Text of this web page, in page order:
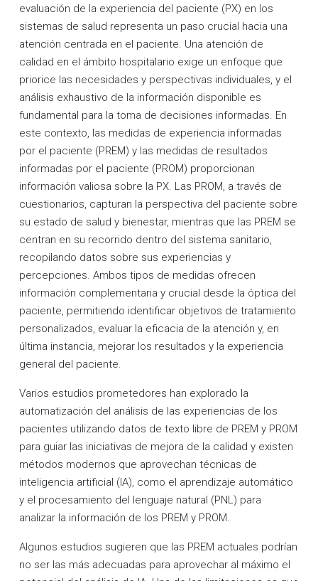
evaluación de la experiencia del paciente (PX) en los
sistemas de salud representa un paso crucial hacia una
atención centrada en el paciente. Una atención de
calidad en el ámbito hospitalario exige un enfoque que
priorice las necesidades y perspectivas individuales, y el
análisis exhaustivo de la información disponible es
fundamental para la toma de decisiones informadas. En
este contexto, las medidas de experiencia informadas
por el paciente (PREM) y las medidas de resultados
informadas por el paciente (PROM) proporcionan
información valiosa sobre la PX. Las PROM, a través de
cuestionarios, capturan la perspectiva del paciente sobre
su estado de salud y bienestar, mientras que las PREM se
centran en su recorrido dentro del sistema sanitario,
recopilando datos sobre sus experiencias y
percepciones. Ambos tipos de medidas ofrecen
información complementaria y crucial desde la óptica del
paciente, permitiendo identificar objetivos de tratamiento
personalizados, evaluar la eficacia de la atención y, en
última instancia, mejorar los resultados y la experiencia
general del paciente.
Varios estudios prometedores han explorado la
automatización del análisis de las experiencias de los
pacientes utilizando datos de texto libre de PREM y PROM
para guiar las iniciativas de mejora de la calidad y existen
métodos modernos que aprovechan técnicas de
inteligencia artificial (IA), como el aprendizaje automático
y el procesamiento del lenguaje natural (PNL) para
analizar la información de los PREM y PROM.
Algunos estudios sugieren que las PREM actuales podrían
no ser las más adecuadas para aprovechar al máximo el